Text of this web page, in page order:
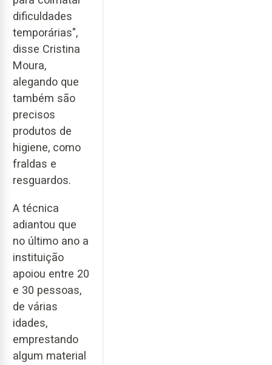
dificuldades
temporárias",
disse Cristina
Moura,
alegando que
também são
precisos
produtos de
higiene, como
fraldas e
resguardos.
A técnica
adiantou que
no último ano a
instituição
apoiou entre 20
e 30 pessoas,
de várias
idades,
emprestando
algum material